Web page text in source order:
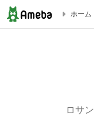
ハワイ Hot Deal!
ホーム
ロサ